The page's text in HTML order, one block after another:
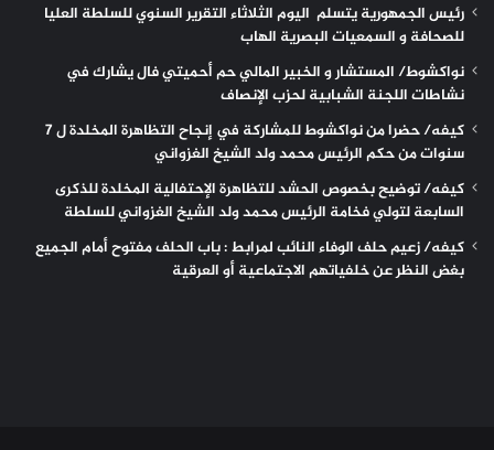
رئيس الجمهورية يتسلم اليوم الثلاثاء التقرير السنوي للسلطة العليا
للصحافة و السمعيات البصرية الهاب
نواكشوط/ المستشار و الخبير المالي حم أحميتي فال يشارك في
نشاطات اللجنة الشبابية لحزب الإنصاف
كيفه/ حضرا من نواكشوط للمشاركة في إنجاح التظاهرة المخلدة ل 7
سنوات من حكم الرئيس محمد ولد الشيخ الغزواني
كيفه/ توضيح بخصوص الحشد للتظاهرة الإحتفالية المخلدة للذكرى
السابعة لتولي فخامة الرئيس محمد ولد الشيخ الغزواني للسلطة
كيفه/ زعيم حلف الوفاء النائب لمرابط : باب الحلف مفتوح أمام الجميع
بغض النظر عن خلفياتهم الاجتماعية أو العرقية